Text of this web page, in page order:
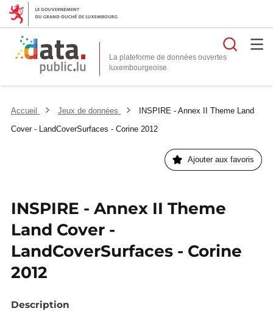
La plateforme de données ouvertes
Accueil Jeux de données
INSPIRE - Annex II Theme Land
Cover - LandCoverSurfaces - Corine 2012
Ajouter aux favoris
INSPIRE - Annex II Theme
Land Cover -
LandCoverSurfaces - Corine
2012
Description